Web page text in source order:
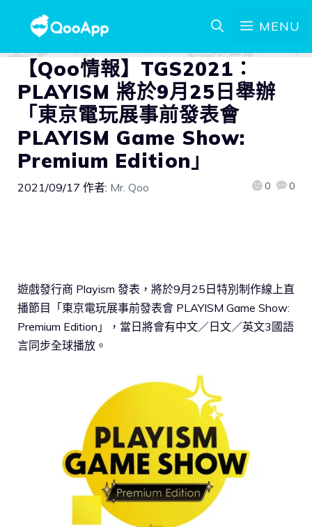
MENU
【Qoo情報】TGS2021：
PLAYISM 將於9月25日舉辦
「東京電玩展事前發表會
PLAYISM Game Show:
Premium Edition」
2021/09/17 作者: Mr. Qoo 0 0
遊戲發行商 Playism 發表，將於9月25日特別制作線上直
播節目「東京電玩展事前發表會 PLAYISM Game Show:
Premium Edition」，當日將會有中文／日文／英文3國語
言同步全球播放。